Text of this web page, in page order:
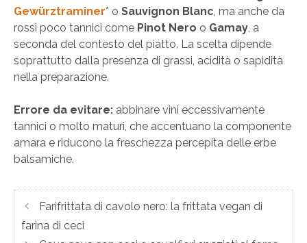
Gewürztraminer* o Sauvignon Blanc , ma anche da
rossi poco tannici come Pinot Nero o Gamay , a
seconda del contesto del piatto. La scelta dipende
soprattutto dalla presenza di grassi, acidità o sapidità
nella preparazione.
Errore da evitare: abbinare vini eccessivamente
tannici o molto maturi, che accentuano la componente
amara e riducono la freschezza percepita delle erbe
balsamiche.
Farifrittata di cavolo nero: la frittata vegan di
farina di ceci